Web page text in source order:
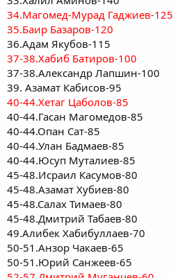
34.Магомед-Мурад Гаджиев-125
35.Баир Базаров-120
36.Адам Якубов-115
37-38.Хабиб Батиров-100
37-38.Александр Лапшин-100
39. Азамат Кабисов-95
40-44.Хетаг Цаболов-85
40-44.Гасан Магомедов-85
40-44.Опан Сат-85
40-44.Улан Бадмаев-85
40-44.Юсуп Муталиев-85
45-48.Исраил Касумов-80
45-48.Азамат Хубиев-80
45-48.Салах Тимаев-80
45-48.Дмитрий Табаев-80
49.Алибек Хабибуллаев-70
50-51.Анзор Чакаев-65
50-51.Юрий Санжеев-65